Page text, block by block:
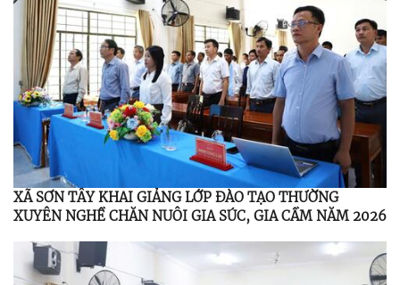
XÃ SƠN TÂY KHAI GIẢNG LỚP ĐÀO TẠO THƯỜNG
XUYÊN NGHỀ CHĂN NUÔI GIA SÚC, GIA CẦM NĂM 2026